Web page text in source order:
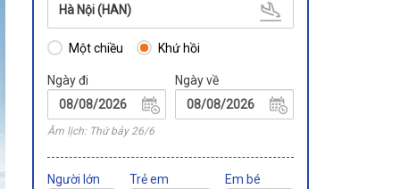
Hà Nội (HAN)
Một chiều Khứ hồi
Ngày đi
Âm lịch: Thứ bảy 26/6
Ngày về
Người lớn Trẻ em Em bé